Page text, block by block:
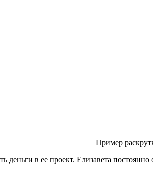
Пример
деньги в ее проект. Елизавета